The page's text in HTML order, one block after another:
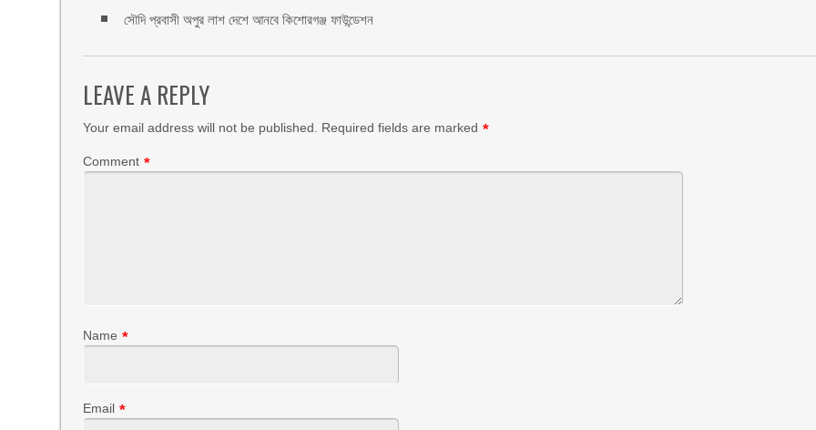
সৌদি প্রবাসী অপুর লাশ দেশে আনবে কিশোরগঞ্জ ফাউন্ডেশন
LEAVE A REPLY
Your email address will not be published. Required fields are marked *
Comment *
Name *
Email *